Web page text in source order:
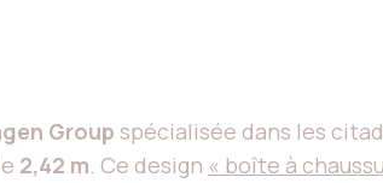
Group spécialisée dans les
2,42 m. Ce design « boîte à